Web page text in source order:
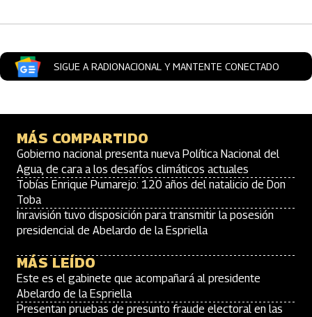
SIGUE A RADIONACIONAL Y MANTENTE CONECTADO
MÁS COMPARTIDO
Gobierno nacional presenta nueva Política Nacional del
Agua, de cara a los desafíos climáticos actuales
Tobías Enrique Pumarejo: 120 años del natalicio de Don
Toba
Inravisión tuvo disposición para transmitir la posesión
presidencial de Abelardo de la Espriella
MÁS LEÍDO
Este es el gabinete que acompañará al presidente
Abelardo de la Espriella
Presentan pruebas de presunto fraude electoral en las